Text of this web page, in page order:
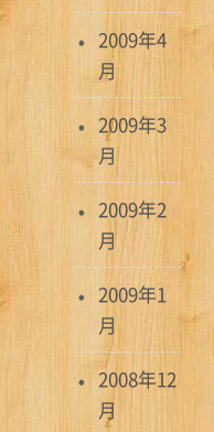
2009年4
月
2009年3
月
2009年2
月
2009年1
月
2008年12
月